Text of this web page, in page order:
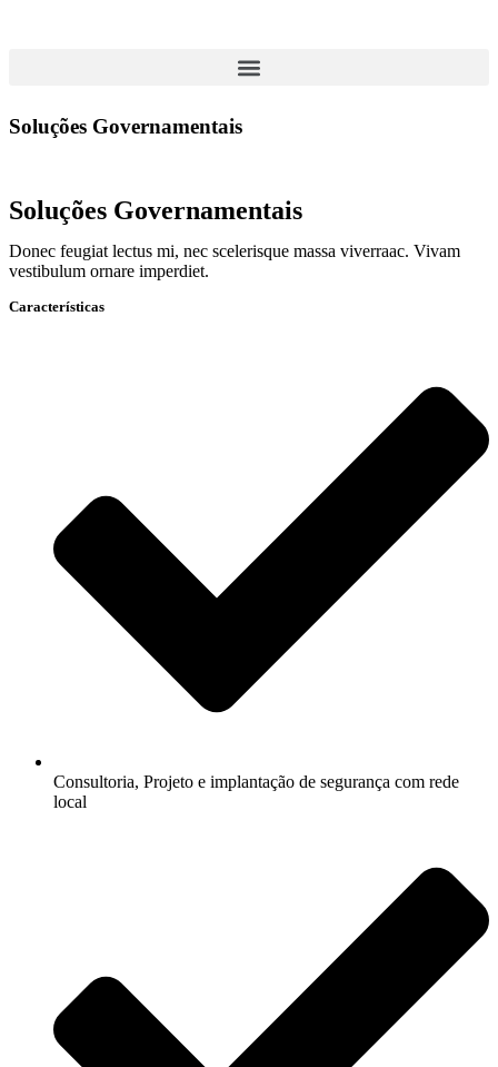
Soluções Governamentais
Soluções Governamentais
Donec feugiat lectus mi, nec scelerisque massa viverraac. Vivam
vestibulum ornare imperdiet.
Características
Consultoria, Projeto e implantação de segurança com rede
local